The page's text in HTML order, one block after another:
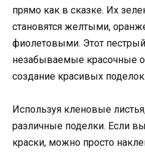
прямо как в сказке. Их
становятся желтыми,
фиолетовыми. Этот
незабываемые красочные
создание красивых поделок.
Используя кленовые
различные поделки. Если
краски, можно просто